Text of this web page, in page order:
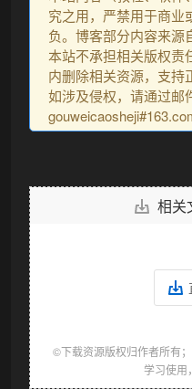
究之用，严禁用于商业
负。博客部分内容来源
本站不承担相关版权责
内删除相关资源，支持
如涉及侵权，请通过邮
相关
©下载资源版权归作者所有
学习使用